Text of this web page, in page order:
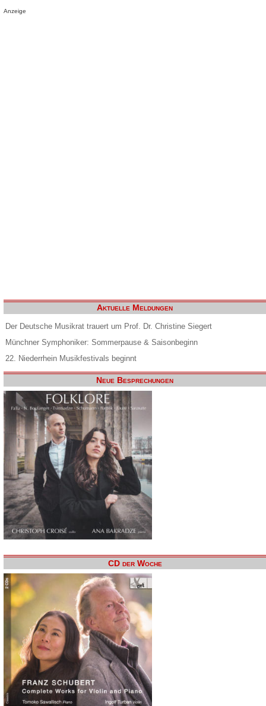
Anzeige
Aktuelle Meldungen
Der Deutsche Musikrat trauert um Prof. Dr. Christine Siegert
Münchner Symphoniker: Sommerpause & Saisonbeginn
22. Niederrhein Musikfestivals beginnt
Neue Besprechungen
CD der Woche